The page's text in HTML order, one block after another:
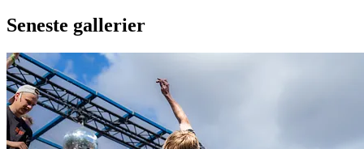
Seneste gallerier